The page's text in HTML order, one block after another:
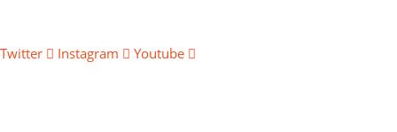
Twitter Instagram Youtube